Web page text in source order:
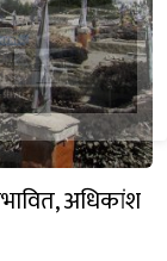
अधिकांश